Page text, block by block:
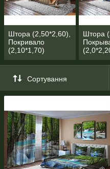
ДЛЯ
Розміри, матеріал,
Штора (2,50*2,60),
Покривало
(2,10*1,70)
Штора
Сортування